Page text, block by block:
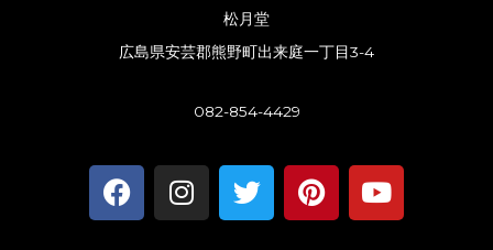
松月堂
広島県安芸郡熊野町出来庭一丁目3-4
082-854-4429
F
a
I
n
T
w
P
i
Y
o